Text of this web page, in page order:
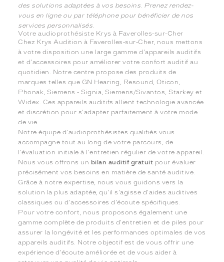
des solutions adaptées à vos besoins. Prenez rendez-
vous en ligne ou par téléphone pour bénéficier de nos
services personnalisés.
Votre audioprothésiste Krys à Faverolles-sur-Cher
Chez Krys Audition à Faverolles-sur-Cher, nous mettons
à votre disposition une large gamme d'appareils auditifs
et d'accessoires pour améliorer votre confort auditif au
quotidien. Notre centre propose des produits de
marques telles que GN Hearing, Resound, Oticon,
Phonak, Siemens - Signia, Siemens/Sivantos, Starkey et
Widex. Ces appareils auditifs allient technologie avancée
et discrétion pour s'adapter parfaitement à votre mode
de vie.
Notre équipe d'audioprothésistes qualifiés vous
accompagne tout au long de votre parcours, de
l'évaluation initiale à l'entretien régulier de votre appareil.
Nous vous offrons un bilan auditif gratuit pour évaluer
précisément vos besoins en matière de santé auditive.
Grâce à notre expertise, nous vous guidons vers la
solution la plus adaptée, qu'il s'agisse d'aides auditives
classiques ou d'accessoires d'écoute spécifiques.
Pour votre confort, nous proposons également une
gamme complète de produits d'entretien et de piles pour
assurer la longévité et les performances optimales de vos
appareils auditifs. Notre objectif est de vous offrir une
expérience d'écoute améliorée et de vous aider à